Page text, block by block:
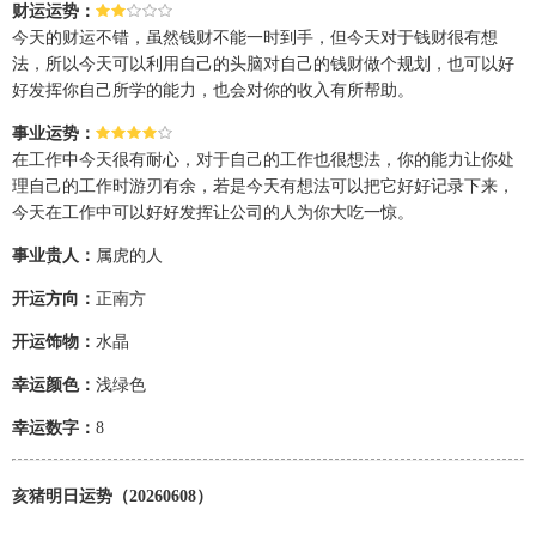
财运运势：
今天的财运不错，虽然钱财不能一时到手，但今天对于钱财很有想
法，所以今天可以利用自己的头脑对自己的钱财做个规划，也可以好
好发挥你自己所学的能力，也会对你的收入有所帮助。
事业运势：
在工作中今天很有耐心，对于自己的工作也很想法，你的能力让你处
理自己的工作时游刃有余，若是今天有想法可以把它好好记录下来，
今天在工作中可以好好发挥让公司的人为你大吃一惊。
事业贵人： 属虎的人
开运方向： 正南方
开运饰物： 水晶
幸运颜色： 浅绿色
幸运数字： 8
亥猪明日运势（20260608）